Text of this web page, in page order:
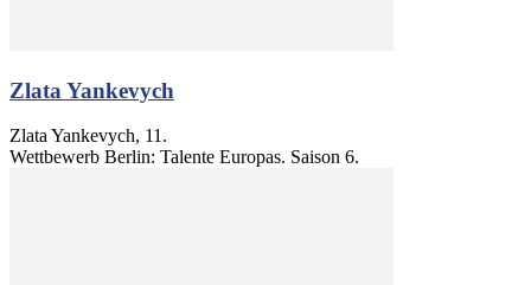
Zlata Yankevych
Zlata Yankevych, 11.
Wettbewerb Berlin: Talente Europas. Saison 6.